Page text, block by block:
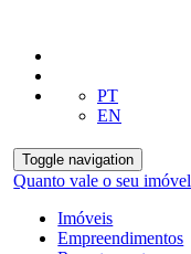
PT
EN
Toggle navigation
Quanto vale o seu imóvel
Imóveis
Empreendimentos